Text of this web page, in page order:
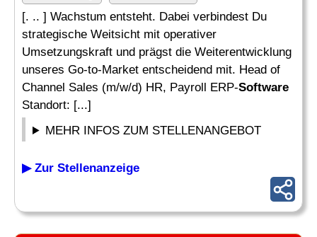
[. .. ] Wachstum entsteht. Dabei verbindest Du
strategische Weitsicht mit operativer
Umsetzungskraft und prägst die Weiterentwicklung
unseres Go-to-Market entscheidend mit. Head of
Channel Sales (m/w/d) HR, Payroll ERP-Software
Standort: [...]
MEHR INFOS ZUM STELLENANGEBOT
▶ Zur Stellenanzeige